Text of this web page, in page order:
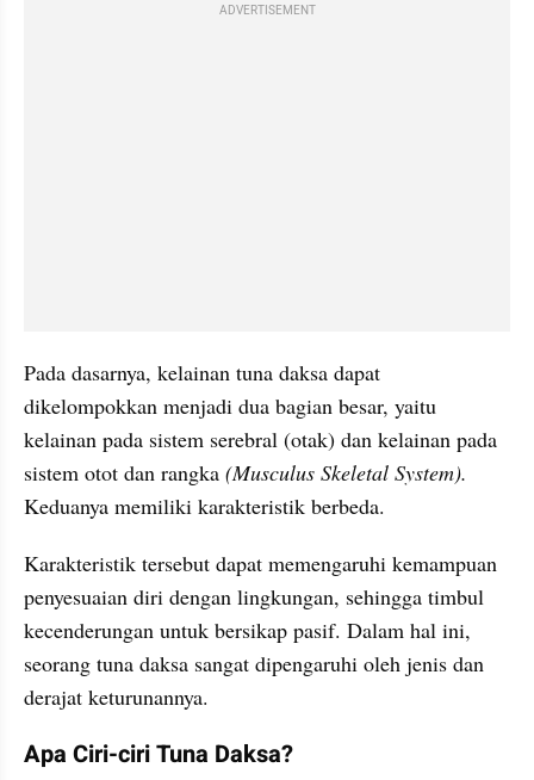
ADVERTISEMENT
Pada dasarnya, kelainan tuna daksa dapat
dikelompokkan menjadi dua bagian besar, yaitu
kelainan pada sistem serebral (otak) dan kelainan pada
sistem otot dan rangka (Musculus Skeletal System).
Keduanya memiliki karakteristik berbeda.
Karakteristik tersebut dapat memengaruhi kemampuan
penyesuaian diri dengan lingkungan, sehingga timbul
kecenderungan untuk bersikap pasif. Dalam hal ini,
seorang tuna daksa sangat dipengaruhi oleh jenis dan
derajat keturunannya.
Apa Ciri-ciri Tuna Daksa?